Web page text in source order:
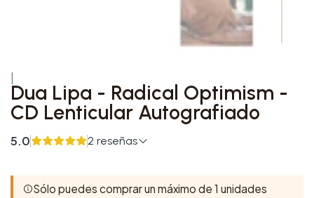
Dua Lipa - Radical Optimism -
CD Lenticular Autografiado
5.0 2 reseñas
Sólo puedes comprar un máximo de 1 unidades